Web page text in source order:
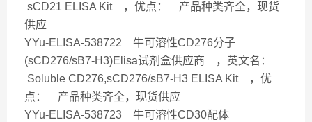
sCD21 ELISA Kit ，优点： 产品种类齐全，现货
供应
YYu-ELISA-538722 牛可溶性CD276分子
(sCD276/sB7-H3)Elisa试剂盒供应商 ，英文名：
Soluble CD276,sCD276/sB7-H3 ELISA Kit ，优
点： 产品种类齐全，现货供应
YYu-ELISA-538723 牛可溶性CD30配体